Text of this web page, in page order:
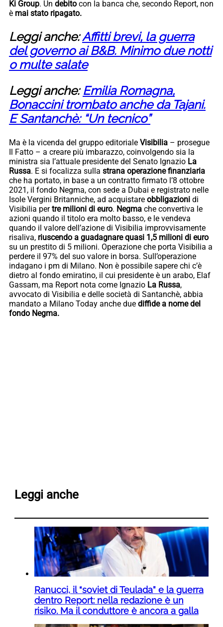
Ki Group. Un debito con la banca che, secondo Report, non
è mai stato ripagato.
Leggi anche:Affitti brevi, la guerra
del governo ai B&B. Minimo due notti
o multe salate
Leggi anche: Emilia Romagna,
Bonaccini trombato anche da Tajani.
E Santanchè: “Un tecnico”
Ma è la vicenda del gruppo editoriale Visibilia – prosegue
Il Fatto – a creare più imbarazzo, coinvolgendo sia la
ministra sia l’attuale presidente del Senato Ignazio La
Russa. E si focalizza sulla strana operazione finanziaria
che ha portato, in base a un contratto firmato l’8 ottobre
2021, il fondo Negma, con sede a Dubai e registrato nelle
Isole Vergini Britanniche, ad acquistare obbligazioni di
Visibilia pertre milioni di euro. Negma che convertiva le
azioni quando il titolo era molto basso, e le vendeva
quando il valore dell’azione di Visibilia improvvisamente
risaliva, riuscendo a guadagnare quasi 1,5 milioni di euro
su un prestito di 5 milioni. Operazione che porta Visibilia a
perdere il 97% del suo valore in borsa. Sull’operazione
indagano i pm di Milano. Non è possibile sapere chi c’è
dietro al fondo emiratino, il cui presidente è un arabo, Elaf
Gassam, ma Report nota come Ignazio La Russa,
avvocato di Visibilia e delle società di Santanchè, abbia
mandato a Milano Today anche due diffide a nome del
fondo Negma.
Leggi anche
Ranucci, il “soviet di Teulada” e la guerra
dentro Report: nella redazione è un
risiko. Ma il conduttore è ancora a galla